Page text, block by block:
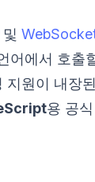
및
어에서 호출
지원이 내장된
용 공